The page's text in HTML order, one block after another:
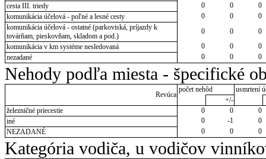
cesta III. triedy
0 0
0
komunikácia účelová - poľné a lesné cesty
0 0
0
komunikácia účelová - ostatné (parkoviská, príjazdy k
továrňam, pieskovňam, skladom a pod.)
0 0
0
komunikácia v km systéme nesledovaná
0 0
0
nezadané
0 0 0
Nehody podľa miesta - špecifické
Revúca
počet nehôd
usmrtení
+/-
železničné priecestie
0 0
0
iné
0 -1
0
NEZADANÉ
0 0 0
Kategória vodiča, u vodičov